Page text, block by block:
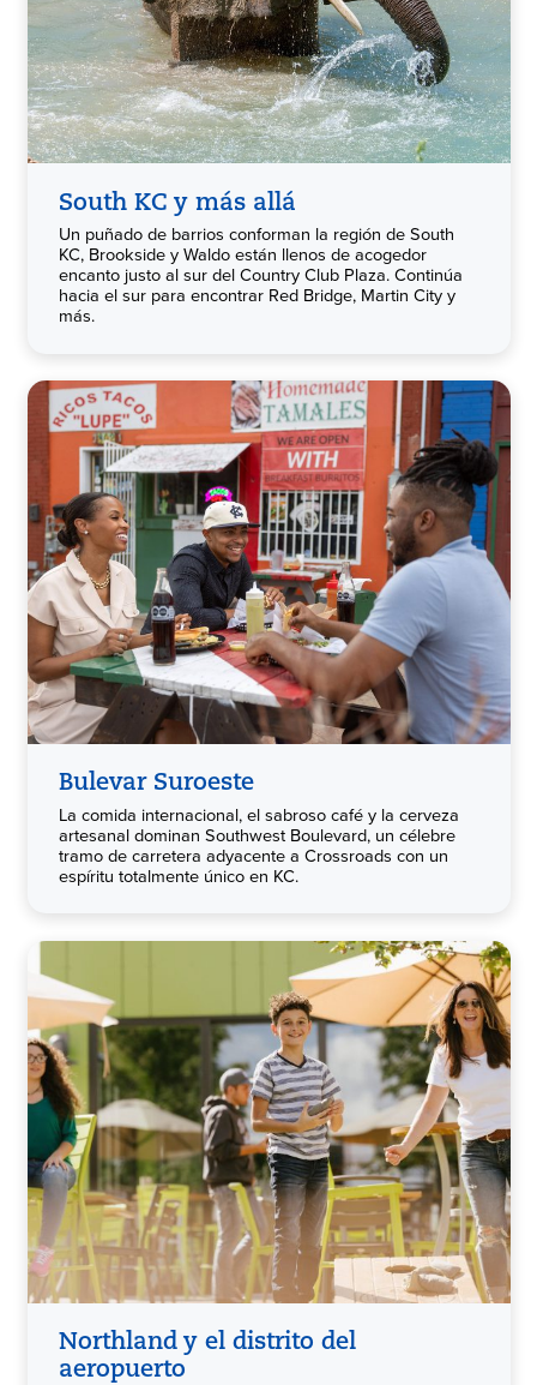
South KC y más allá
Un puñado de barrios conforman la región de South
KC, Brookside y Waldo están llenos de acogedor
encanto justo al sur del Country Club Plaza. Continúa
hacia el sur para encontrar Red Bridge, Martin City y
más.
Bulevar Suroeste
La comida internacional, el sabroso café y la cerveza
artesanal dominan Southwest Boulevard, un célebre
tramo de carretera adyacente a Crossroads con un
espíritu totalmente único en KC.
Northland y el distrito del
aeropuerto